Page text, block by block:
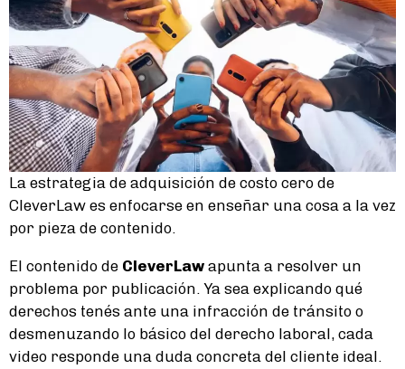
La estrategia de adquisición de costo cero de
CleverLaw es enfocarse en enseñar una cosa a la vez
por pieza de contenido.
El contenido de CleverLaw apunta a resolver un
problema por publicación. Ya sea explicando qué
derechos tenés ante una infracción de tránsito o
desmenuzando lo básico del derecho laboral, cada
video responde una duda concreta del cliente ideal.